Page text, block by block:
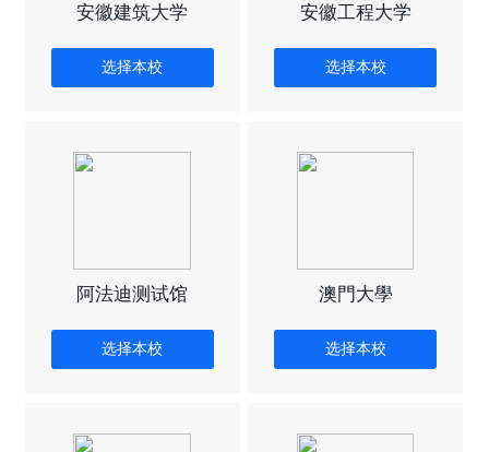
安徽建筑大学
选择本校
安徽工程大学
选择本校
阿法迪测试馆
选择本校
澳門大學
选择本校